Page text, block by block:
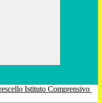
Istituto Comprensivo